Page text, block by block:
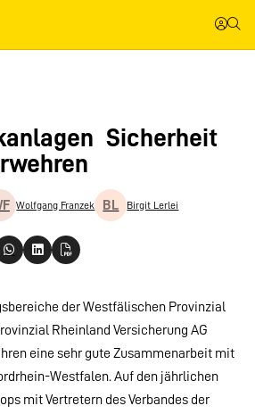
 Sicherheit
Wolfgang Franzek BL Birgit Lerlei
der Westfälischen Provinzial
Rheinland Versicherung AG
eine sehr gute Zusammenarbeit mit
Westfalen. Auf den jährlichen
mit Vertretern des Verbandes der